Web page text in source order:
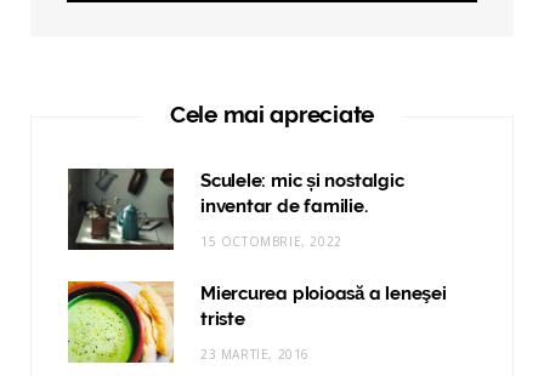
Cele mai apreciate
Sculele: mic și nostalgic
inventar de familie.
15 OCTOMBRIE, 2022
Miercurea ploioasă a leneşei
triste
23 MARTIE, 2016